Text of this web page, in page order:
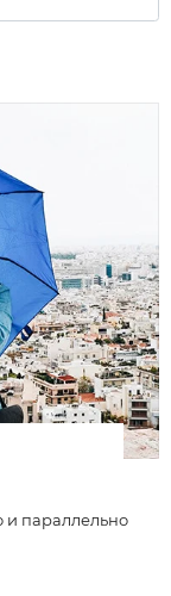
и параллельно